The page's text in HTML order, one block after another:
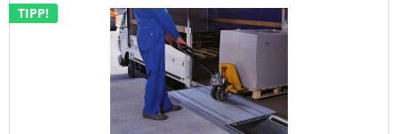
TIPP!